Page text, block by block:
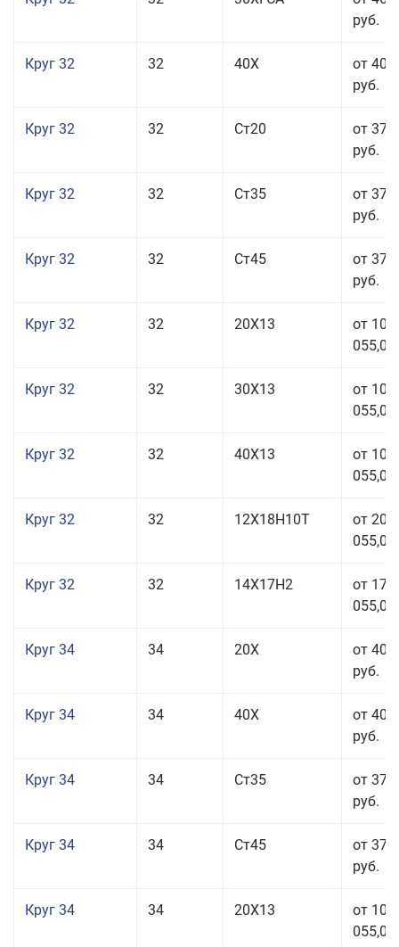
руб.
Круг 32 32 40Х
от 40
руб.
Круг 32 32 Ст20
от 37
руб.
Круг 32 32 Ст35
от 37
руб.
Круг 32 32 Ст45
от 37
руб.
Круг 32 32 20Х13
от 101
055,00
Круг 32 32 30Х13
от 101
055,00
Круг 32 32 40Х13
от 101
055,00
Круг 32 32 12Х18Н10Т
от 208
055,00
Круг 32 32 14Х17Н2
от 177
055,00
Круг 34 34 20Х
от 40
руб.
Круг 34 34 40Х
от 40
руб.
Круг 34 34 Ст35
от 37
руб.
Круг 34 34 Ст45
от 37
руб.
Круг 34 34 20Х13
от 101
055,00